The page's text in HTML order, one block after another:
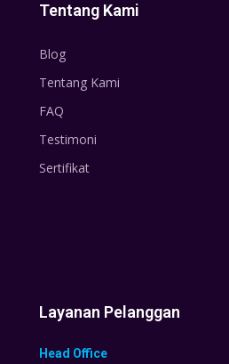
Tentang Kami
Blog
Tentang Kami
FAQ
Testimoni
Sertifikat
Layanan Pelanggan
Head Office